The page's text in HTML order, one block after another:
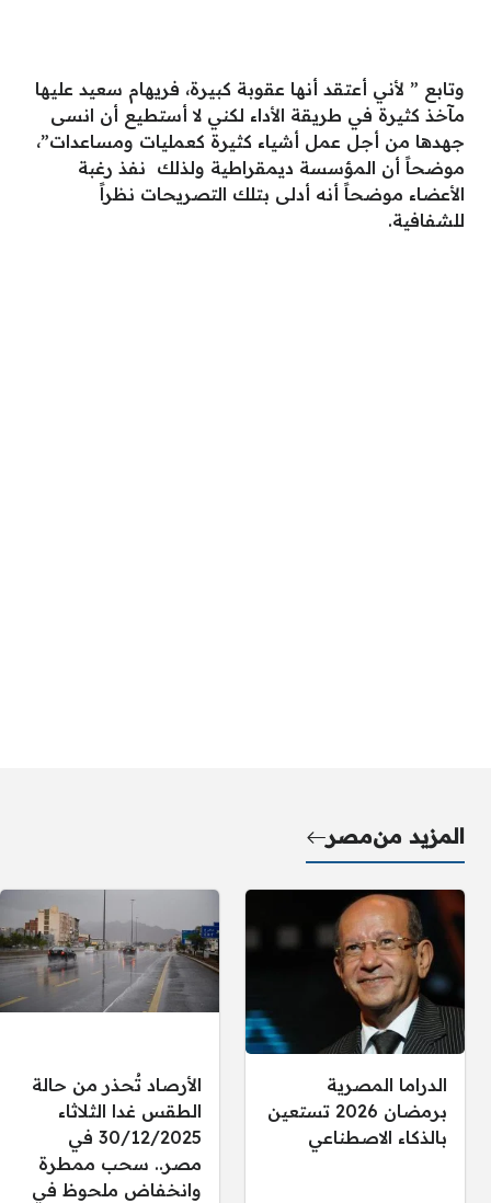
وتابع ” لأني أعتقد أنها عقوبة كبيرة، فريهام سعيد عليها
مآخذ كثيرة في طريقة الأداء لكني لا أستطيع أن انسى
جهدها من أجل عمل أشياء كثيرة كعمليات ومساعدات”،
موضحاً أن المؤسسة ديمقراطية ولذلك نفذ رغبة
الأعضاء موضحاً أنه أدلى بتلك التصريحات نظراً
للشفافية.
المزيد منمصر
الدراما المصرية
برمضان 2026 تستعين
بالذكاء الاصطناعي
الأرصاد تُحذر من حالة
الطقس غدا الثلاثاء
30/12/2025 في
مصر.. سحب ممطرة
وانخفاض ملحوظ في